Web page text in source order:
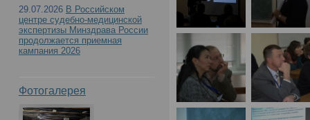
29.07.2026 В Российском
центре судебно-медицинской
экспертизы Минздрава России
продолжается приемная
кампания 2026
Фотогалерея